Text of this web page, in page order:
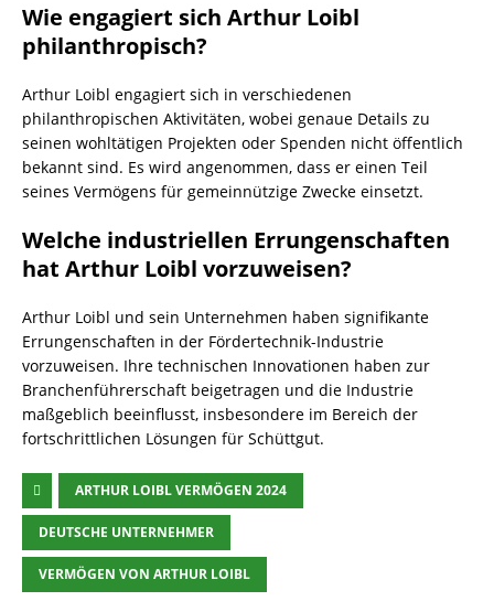
Wie engagiert sich Arthur Loibl
philanthropisch?
Arthur Loibl engagiert sich in verschiedenen
philanthropischen Aktivitäten, wobei genaue Details zu
seinen wohltätigen Projekten oder Spenden nicht öffentlich
bekannt sind. Es wird angenommen, dass er einen Teil
seines Vermögens für gemeinnützige Zwecke einsetzt.
Welche industriellen Errungenschaften
hat Arthur Loibl vorzuweisen?
Arthur Loibl und sein Unternehmen haben signifikante
Errungenschaften in der Fördertechnik-Industrie
vorzuweisen. Ihre technischen Innovationen haben zur
Branchenführerschaft beigetragen und die Industrie
maßgeblich beeinflusst, insbesondere im Bereich der
fortschrittlichen Lösungen für Schüttgut.
ARTHUR LOIBL VERMÖGEN 2024
DEUTSCHE UNTERNEHMER
VERMÖGEN VON ARTHUR LOIBL